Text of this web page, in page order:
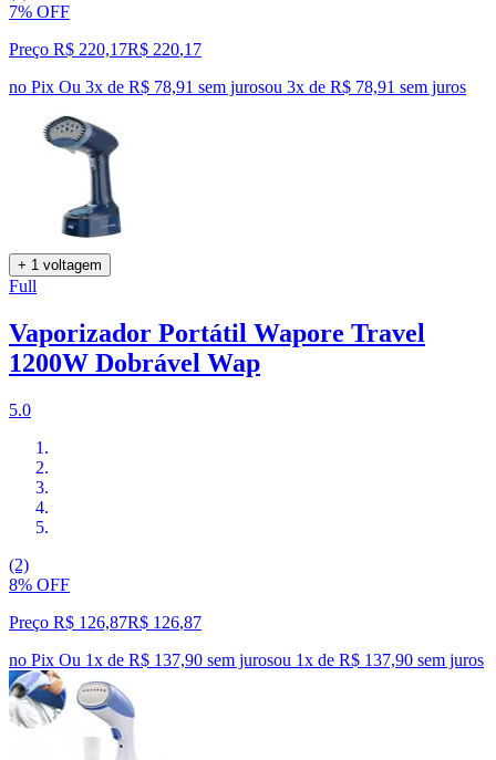
7% OFF
Preço R$ 220,17R$ 220,17
no Pix Ou 3x de R$ 78,91 sem jurosou 3x de R$ 78,91 sem juros
+ 1 voltagem
Full
Vaporizador Portátil Wapore Travel
1200W Dobrável Wap
5.0
(2)
8% OFF
Preço R$ 126,87R$ 126,87
no Pix Ou 1x de R$ 137,90 sem jurosou 1x de R$ 137,90 sem juros